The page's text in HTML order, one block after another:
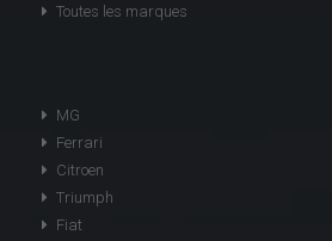
Toutes les marques
MG
Ferrari
Citroen
Triumph
Fiat